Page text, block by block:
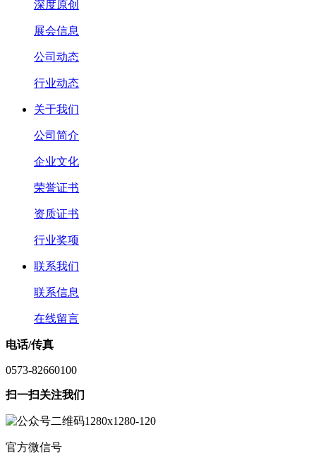
深度原创
展会信息
公司动态
行业动态
关于我们
公司简介
企业文化
荣誉证书
资质证书
行业奖项
联系我们
联系信息
在线留言
电话/传真
0573-82660100
扫一扫关注我们
官方微信号